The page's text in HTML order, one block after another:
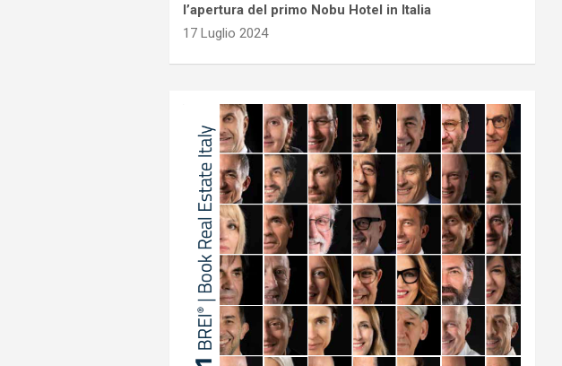
l’apertura del primo Nobu Hotel in Italia
17 Luglio 2024